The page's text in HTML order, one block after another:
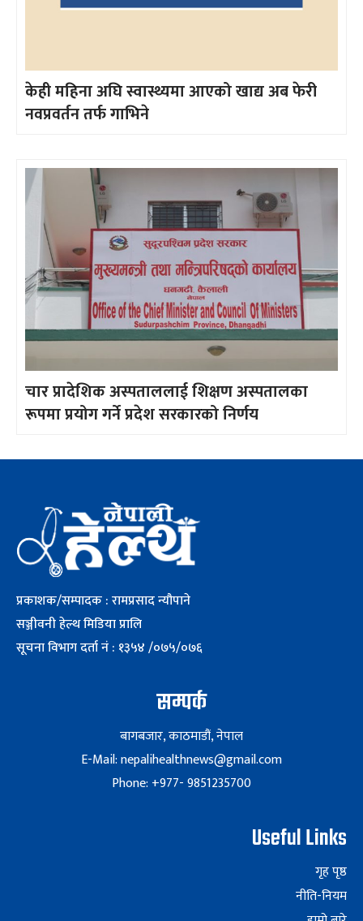
केही महिना अघि स्वास्थ्यमा आएको खाद्य अब फेरी
नवप्रवर्तन तर्फ गाभिने
चार प्रादेशिक अस्पताललाई शिक्षण अस्पतालका
रूपमा प्रयोग गर्ने प्रदेश सरकारको निर्णय
प्रकाशक/सम्पादक : रामप्रसाद न्यौपाने
सञ्जीवनी हेल्थ मिडिया प्रालि
सूचना विभाग दर्ता नं : १३५४ /०७५/०७६
सम्पर्क
बागबजार, काठमाडौं, नेपाल
E-Mail: nepalihealthnews@gmail.com
Phone: +977- 9851235700
Useful Links
गृह पृष्ठ
नीति-नियम